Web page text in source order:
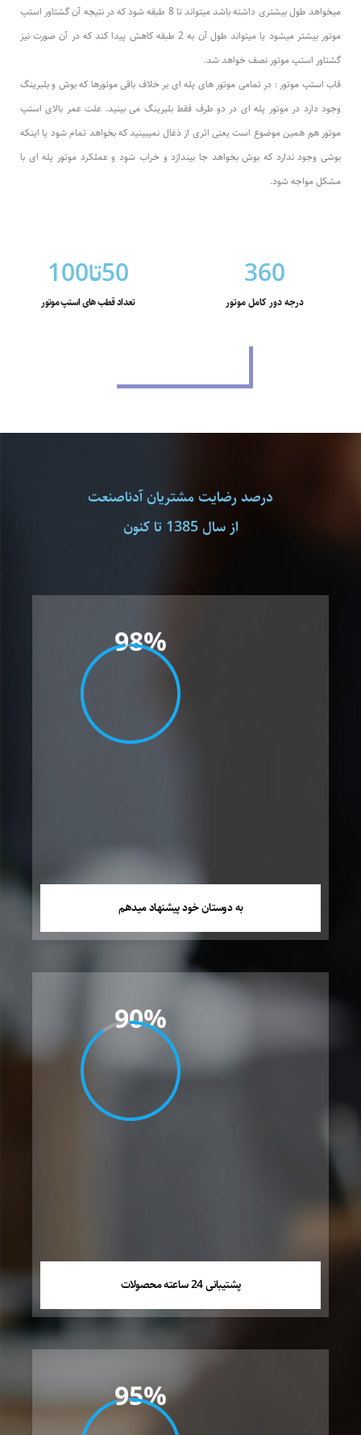
میخواهد طول بیشتری داشته باشد میتواند تا 8 طبقه شود که در نتیجه آن گشتاور استپ
موتور بیشتر میشود یا میتواند طول آن به 2 طبقه کاهش پیدا کند که در آن صورت نیز
گشتاور استپ موتور نصف خواهد شد.
قاب استپ موتور : در تمامی موتور های پله ای بر خلاف باقی موتورها که بوش و بلبرینگ
وجود دارد در موتور پله ای در دو طرف فقط بلبرینگ می بینید. علت عمر بالای استپ
موتور هم همین موضوع است یعنی اثری از ذغال نمیبینید که بخواهد تمام شود یا اینکه
بوشی وجود ندارد که بوش بخواهد جا بیندازد و خراب شود و عملکرد موتور پله ای با
مشکل مواجه شود.
360
درجه دور کامل موتور
50تا100
تعداد قطب های استپ موتور
درصد رضایت مشتریان آدناصنعت
از سال 1385 تا کنون
98%
به دوستان خود پیشنهاد میدهم
90%
پشتیبانی 24 ساعته محصولات
95%